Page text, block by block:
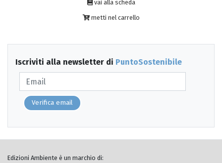
vai alla scheda
metti nel carrello
Iscriviti alla newsletter di PuntoSostenibile
Verifica email
Edizioni Ambiente è un marchio di: